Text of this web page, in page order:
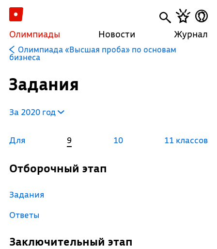
Олимпиады Новости Журнал
Олимпиада «Высшая проба» по основам
бизнеса
Задания
За 2020 год
Для 9 10 11 классов
Отборочный этап
Задания
Ответы
Заключительный этап